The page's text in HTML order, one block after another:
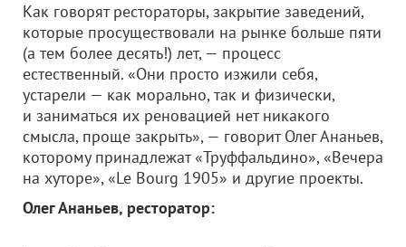
Как говорят рестораторы, закрытие заведений,
которые просуществовали на рынке больше пяти
(а тем более десять!) лет, — процесс
естественный. «Они просто изжили себя,
устарели — как морально, так и физически,
и заниматься их реновацией нет никакого
смысла, проще закрыть», — говорит Олег Ананьев,
которому принадлежат «Труффальдино», «Вечера
на хуторе», «Le Bourg 1905» и другие проекты.
Олег Ананьев, ресторатор: